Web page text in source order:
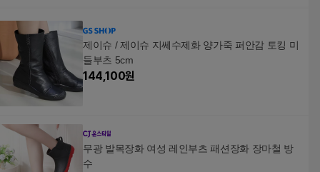
제이슈 / 제이슈 지쎄수제화 양가죽 퍼안감 토킹 미
들부츠 5cm
144,100원
무광 발목장화 여성 레인부츠 패션장화 장마철 방
수